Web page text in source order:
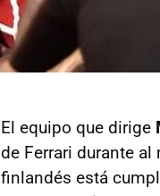
El equipo que dirige
de Ferrari durante al
finlandés está